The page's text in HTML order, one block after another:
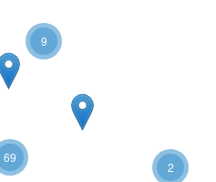
2
9
69